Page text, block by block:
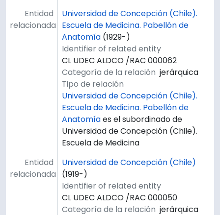
Entidad
relacionada
Universidad de Concepción (Chile).
Escuela de Medicina. Pabellón de
Anatomía (1929-)
Identifier of related entity
CL UDEC ALDCO /RAC 000062
Categoría de la relación jerárquica
Tipo de relación
Universidad de Concepción (Chile).
Escuela de Medicina. Pabellón de
Anatomíaes el subordinado de
Universidad de Concepción (Chile).
Escuela de Medicina
Entidad
relacionada
Universidad de Concepción (Chile)
(1919-)
Identifier of related entity
CL UDEC ALDCO /RAC 000050
Categoría de la relación jerárquica